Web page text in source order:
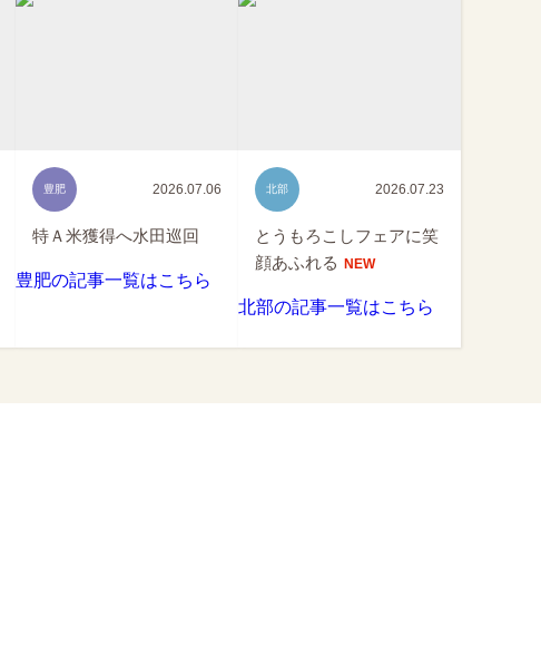
豊肥 2026.07.06
特Ａ米獲得へ水田巡回
豊肥の記事一覧はこちら
北部 2026.07.23
とうもろこしフェアに笑
顔あふれる
NEW
北部の記事一覧はこちら